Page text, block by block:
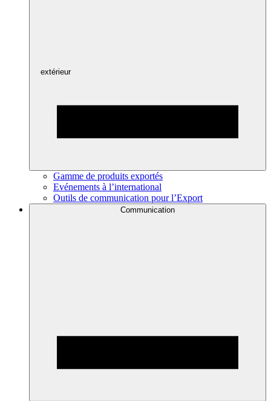
extérieur
Gamme de produits exportés
Evénements à l’international
Outils de communication pour l’Export
Communication